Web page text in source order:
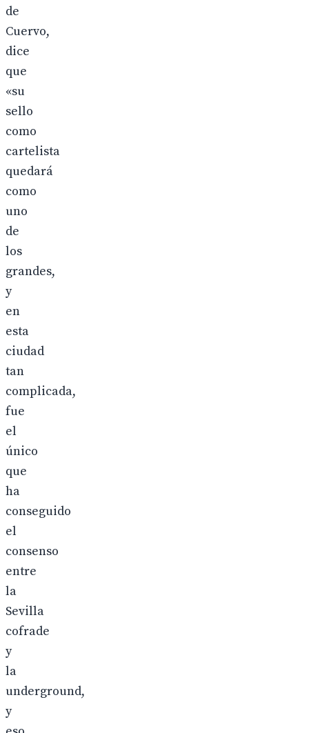
de
Cuervo,
dice
que
«su
sello
como
cartelista
quedará
como
uno
de
los
grandes,
y
en
esta
ciudad
tan
complicada,
fue
el
único
que
ha
conseguido
el
consenso
entre
la
Sevilla
cofrade
y
la
underground,
y